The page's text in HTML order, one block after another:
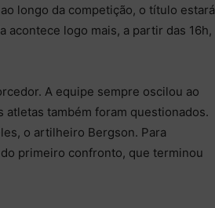
longo da competição, o título estará
acontece logo mais, a partir das 16h,
A equipe sempre oscilou ao
atletas também foram questionados.
o artilheiro Bergson. Para
primeiro confronto, que terminou